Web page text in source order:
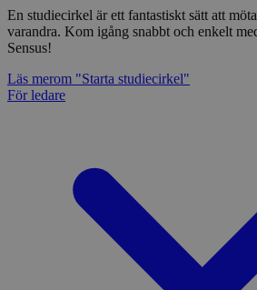
En studiecirkel är ett fantastiskt sätt att
varandra. Kom igång snabbt och enkelt
Sensus!
Läs merom "Starta studiecirkel"
För ledare